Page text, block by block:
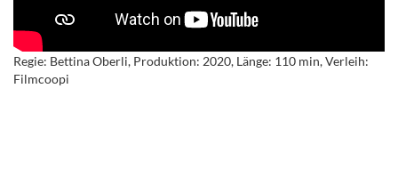
Regie: Bettina Oberli, Produktion: 2020, Länge: 110 min, Verleih:
Filmcoopi